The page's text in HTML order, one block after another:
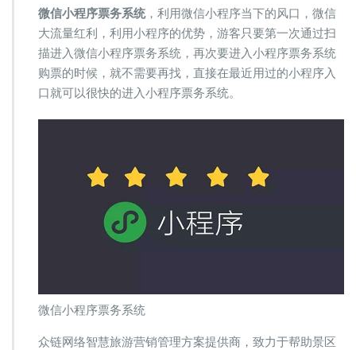
务
系
统，
公
众
号
现
营
微信小程序票务系统，利用微信小程序当下的风口，微信
大流量红利，利用小程序的优势，游客只要第一次通过扫
描进入微信小程序票务系统，再次要进入小程序票务系统
购票的时候，就不需要再找，直接在最近用过的小程序入
口就可以很快的进入小程序票务系统。
微信小程序票务系统
众链网络智慧旅游营销管理方案提供商，致力于帮助景区